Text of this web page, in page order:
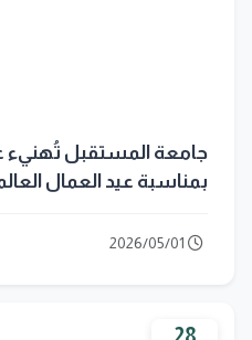
جامعة المستقبل تُهنيء
بمناسبة عيد العمال